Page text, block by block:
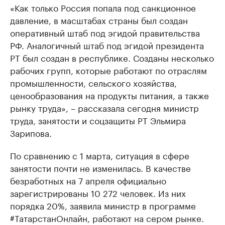
«Как только Россия попала под санкционное
давление, в масштабах страны был создан
оперативный штаб под эгидой правительства
РФ. Аналогичный штаб под эгидой президента
РТ был создан в республике. Созданы несколько
рабочих групп, которые работают по отраслям
промышленности, сельского хозяйства,
ценообразования на продукты питания, а также
рынку труда», – рассказала сегодня министр
труда, занятости и соцзащиты РТ Эльмира
Зарипова.
По сравнению с 1 марта, ситуация в сфере
занятости почти не изменилась. В качестве
безработных на 7 апреля официально
зарегистрированы 10 272 человек. Из них
порядка 20%, заявила министр в программе
#ТатарстанОнлайн, работают на сером рынке.